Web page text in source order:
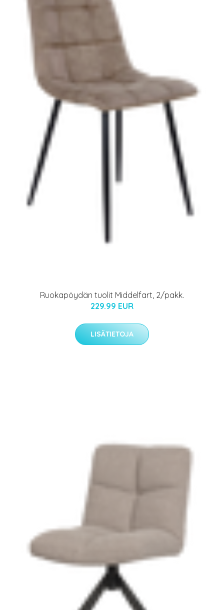
Ruokapöydän tuolit Middelfart, 2/pakk.
229.99 EUR
LISÄTIETOJA